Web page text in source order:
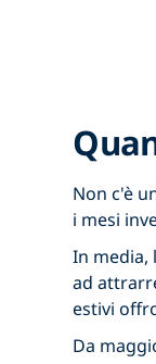
Non c'è
i mesi
In media,
ad
estivi
Da